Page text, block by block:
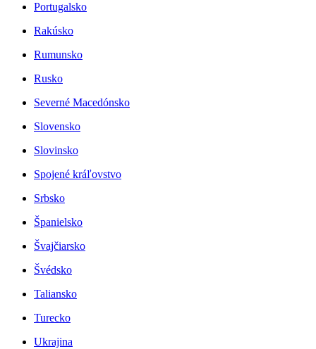
Portugalsko
Rakúsko
Rumunsko
Rusko
Severné Macedónsko
Slovensko
Slovinsko
Spojené kráľovstvo
Srbsko
Španielsko
Švajčiarsko
Švédsko
Taliansko
Turecko
Ukrajina